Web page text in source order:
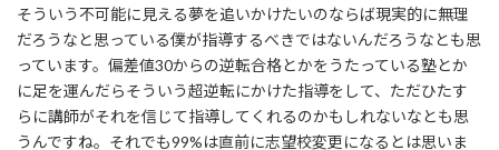
そういう不可能に見える夢を追いかけたいのならば現実的に無理
だろうなと思っている僕が指導するべきではないんだろうなとも思
っています。偏差値30からの逆転合格とかをうたっている塾とか
に足を運んだらそういう超逆転にかけた指導をして、ただひたす
らに講師がそれを信じて指導してくれるのかもしれないなとも思
うんですね。それでも99%は直前に志望校変更になるとは思いま